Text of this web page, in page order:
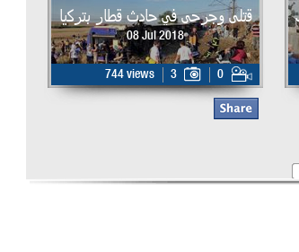
قتلى وجرحى في حادث قطار بتركيا
08 Jul 2018
744 views 3 0